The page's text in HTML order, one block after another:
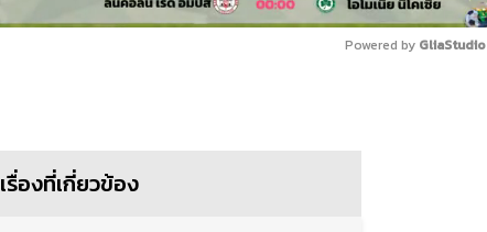
Powered by
เรื่องที่เกี่ยวข้อง